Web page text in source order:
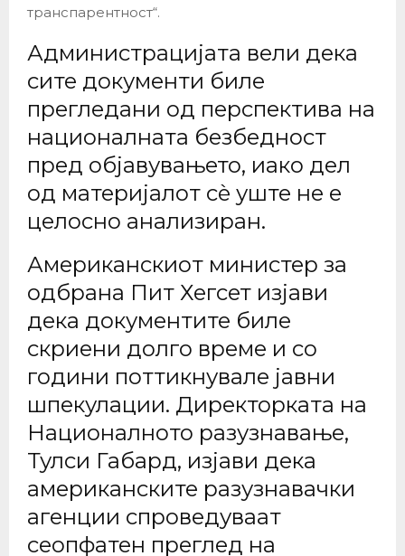
транспарентност“.
Администрацијата вели дека
сите документи биле
прегледани од перспектива на
националната безбедност
пред објавувањето, иако дел
од материјалот сè уште не е
целосно анализиран.
Американскиот министер за
одбрана Пит Хегсет изјави
дека документите биле
скриени долго време и со
години поттикнувале јавни
шпекулации. Директорката на
Националното разузнавање,
Тулси Габард, изјави дека
американските разузнавачки
агенции спроведуваат
сеопфатен преглед на